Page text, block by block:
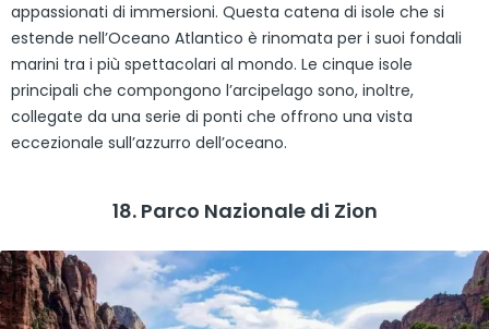
appassionati di immersioni. Questa catena di isole che si
estende nell’Oceano Atlantico è rinomata per i suoi fondali
marini tra i più spettacolari al mondo. Le cinque isole
principali che compongono l’arcipelago sono, inoltre,
collegate da una serie di ponti che offrono una vista
eccezionale sull’azzurro dell’oceano.
18. Parco Nazionale di Zion